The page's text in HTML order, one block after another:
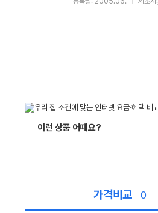
이런 상품 어때요?
가격비교 0